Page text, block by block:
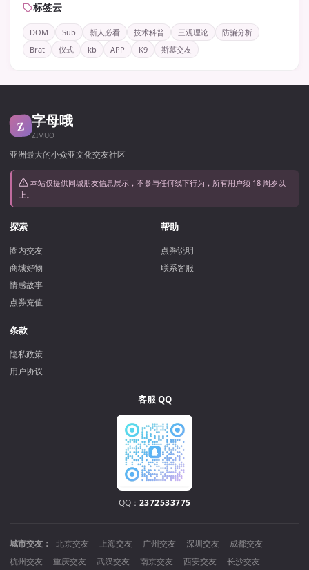
标签云
DOM Sub 新人必看 技术科普 三观理论
防骗分析
Brat
仪式 kb APP K9 斯慕交友
Z 字母哦
ZIMUO
亚洲最大的小众亚文化交友社区
本站仅提供同城朋友信息展示，不参与任何线下行为，所有用户须 18 周岁以
上。
探索
圈内交友
商城好物
情感故事
点券充值
帮助
点券说明
联系客服
条款
隐私政策
用户协议
客服 QQ
QQ： 2372533775
城市交友： 北京交友 上海交友 广州交友 深圳交友
成都交友
杭州交友
重庆交友 武汉交友 南京交友 西安交友 长沙交友